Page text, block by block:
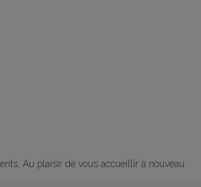
Au plaisir de vous accueillir à nouveau.